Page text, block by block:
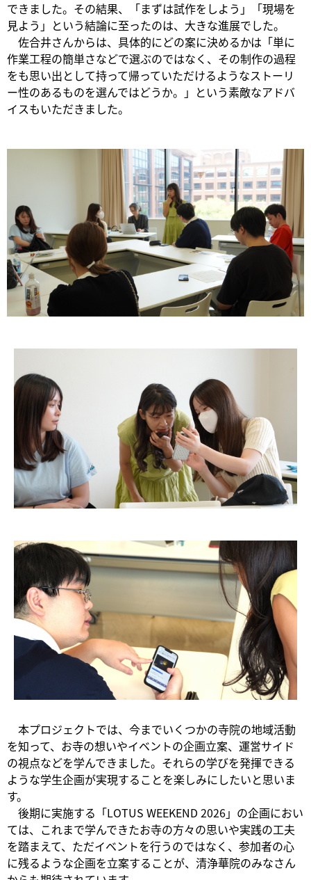
できました。その結果、「まずは試作をしよう」「現場を
見よう」という結論に至ったのは、大きな進展でした。
佐合井さんからは、具体的にどの案に決めるかは「単に
作業工程の簡単さなどで選ぶのではなく、その制作の過程
をも思い出として持って帰っていただけるようなストーリ
ー性のあるものを選んではどうか。」という素敵なアドバ
イスもいただきました。
本プロジェクトでは、今までいくつかの寺院の地域活動
を知って、お寺の想いやイベントの企画立案、運営サイド
の視点などを学んできました。それらの学びを発揮できる
ような学生企画が実現することを楽しみにしたいと思いま
す。
後期に実施する「LOTUS WEEKEND 2026」の企画におい
ては、これまで学んできたお寺の方々の思いや実践の工夫
を踏まえて、ただイベントを行うのではなく、参加者の心
に残るような企画を立案することが、清浄華院のみなさん